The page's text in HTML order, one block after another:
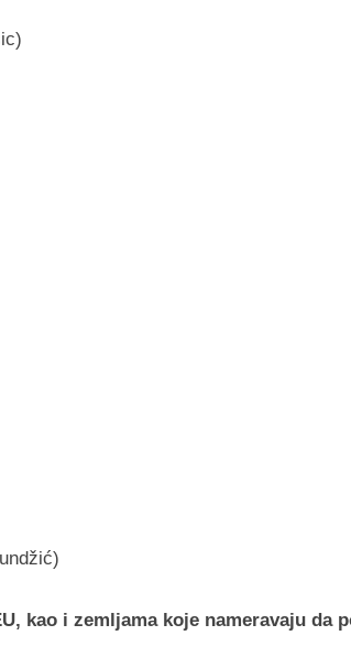
kao i zemljama koje nameravaju da